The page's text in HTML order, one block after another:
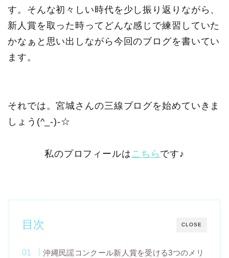
す。そんな初々しい時代を少し振り返りながら、
新人賞を取った時ってどんな感じで練習していた
かなぁと思い出しながら今回のブログを書いてい
ます。
それでは。宮城さんの三線ブログを始めていきま
しょう(^_-)-☆
私のプロフィールは こちら です♪
CLOSE
目次
沖縄民謡コンクール新人賞を受ける3つのメリ